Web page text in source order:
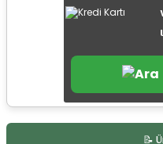
📝